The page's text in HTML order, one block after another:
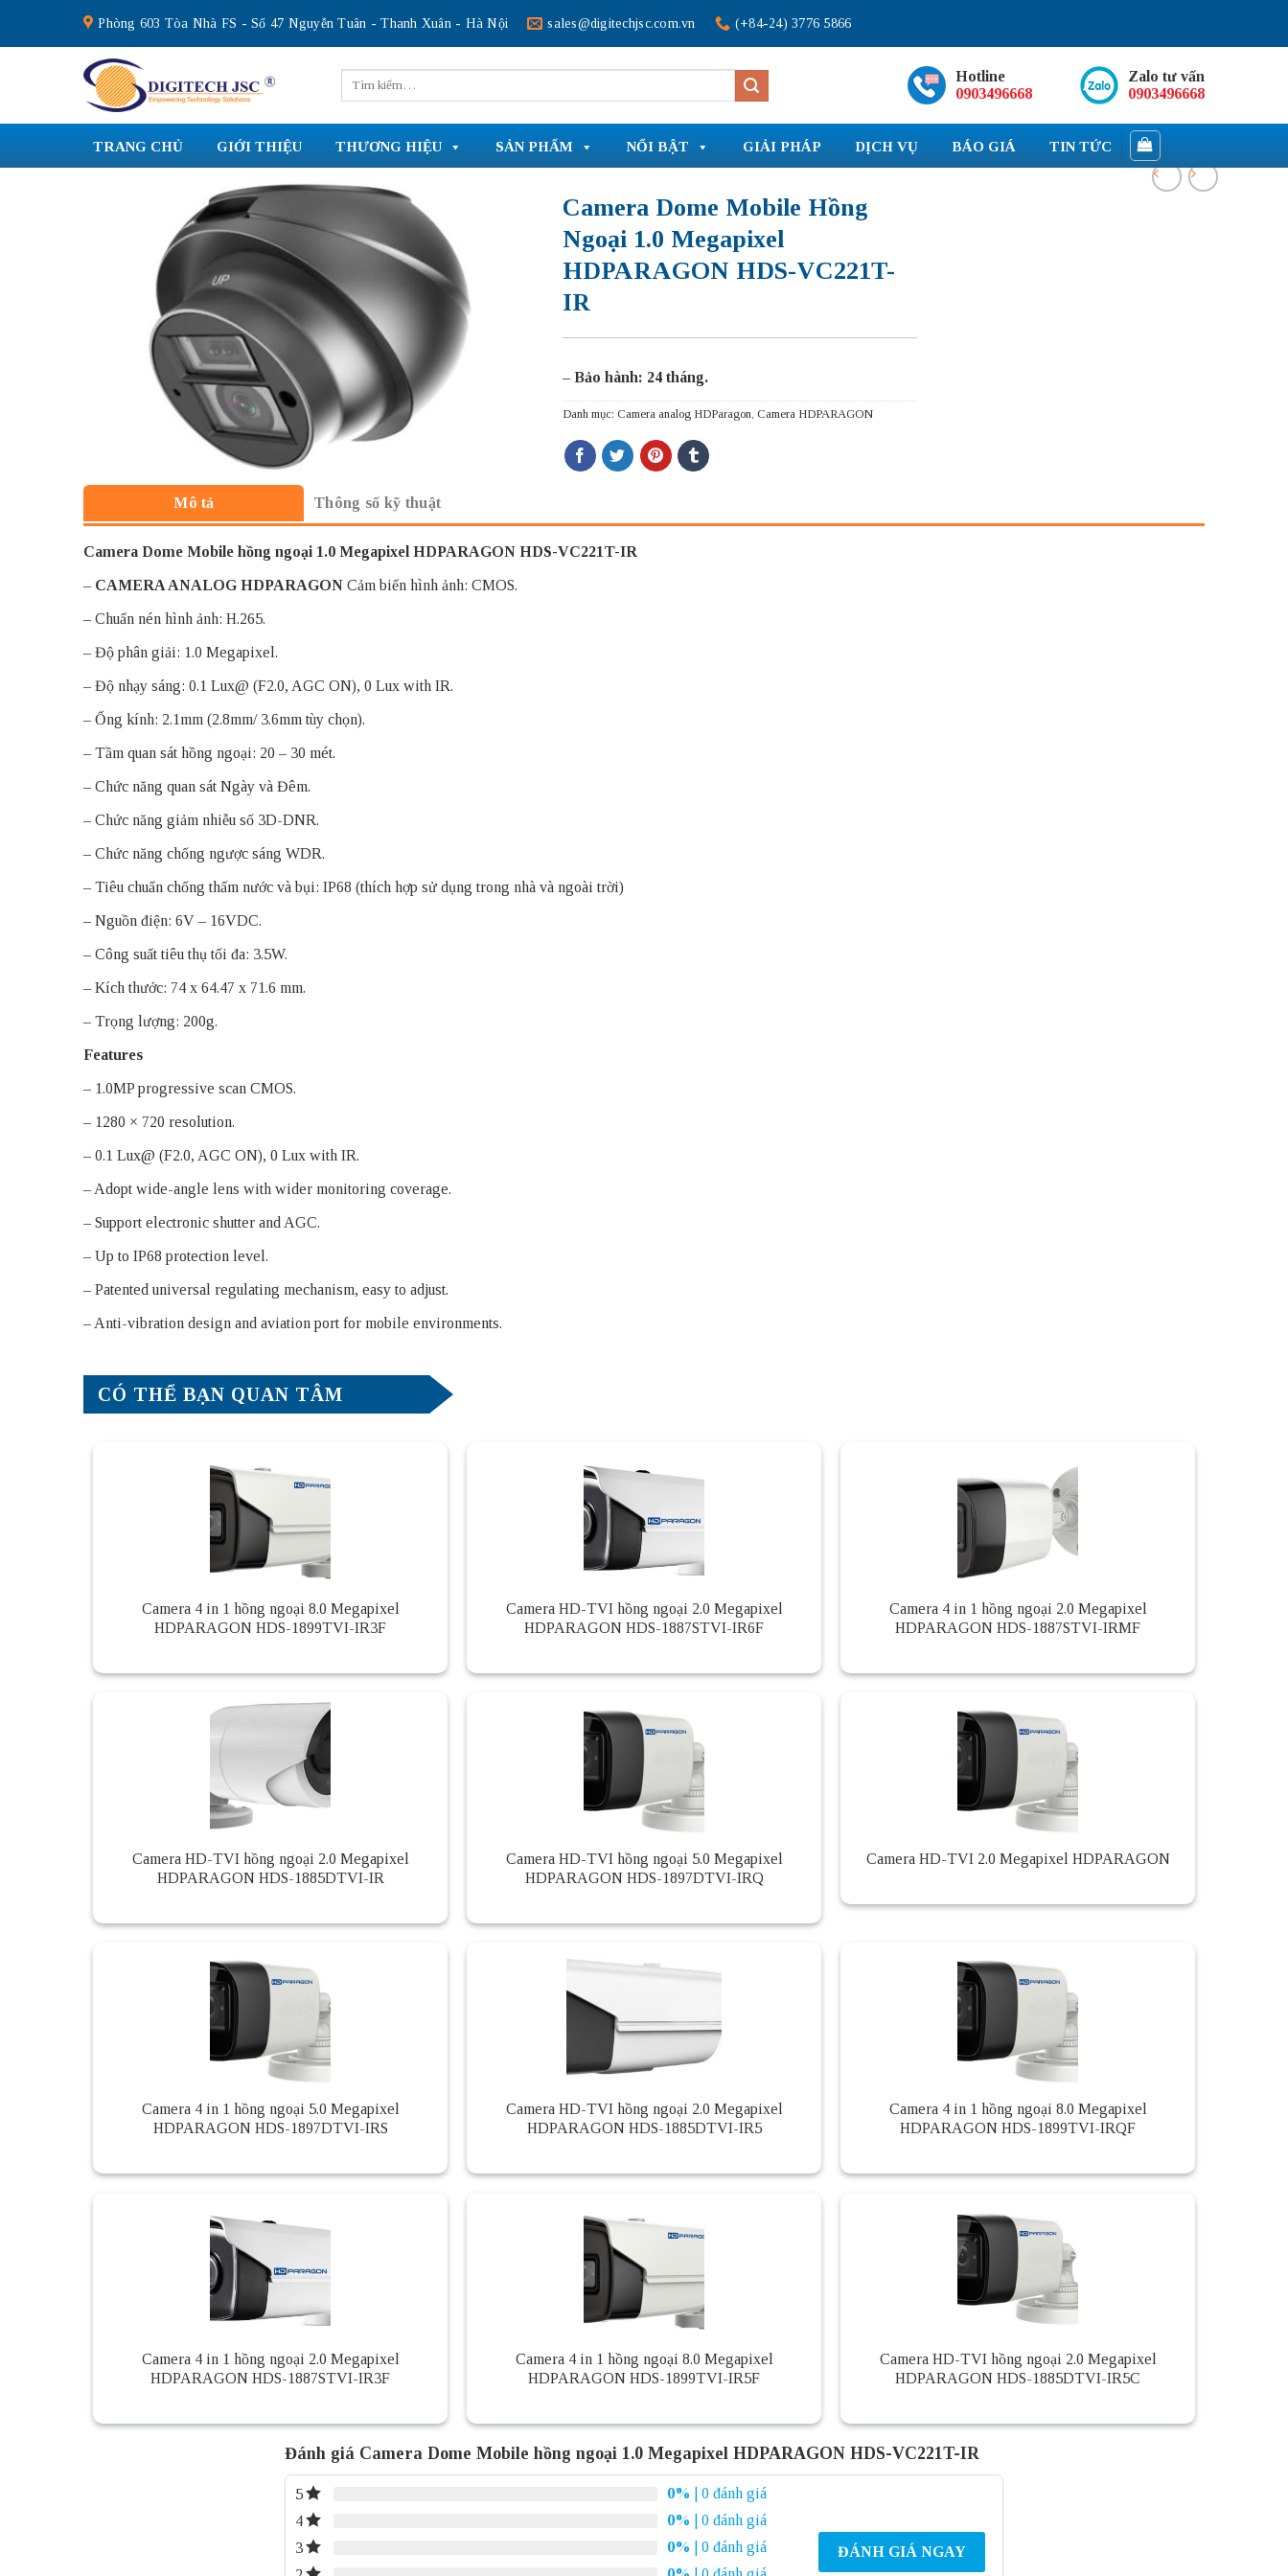
content
Phòng 603 Tòa Nhà FS - Số 47 Nguyễn Tuân - Thanh Xuân - Hà Nội sales@digitechjsc.com.vn (+84-24) 3776 5866
kiếm:
Hotline
0903496668
Zalo tư vấn
0903496668
TRANG CHỦ GIỚI THIỆU THƯƠNG HIỆU SẢN PHẨM NỔI BẬT GIẢI PHÁP DỊCH VỤ BÁO GIÁ TIN TỨC
Camera Dome Mobile Hồng
Ngoại 1.0 Megapixel
HDPARAGON HDS-VC221T-
IR
– Bảo hành: 24 tháng.
Danh mục: Camera analog HDParagon, Camera HDPARAGON
Mô tả Thông số kỹ thuật
Camera Dome Mobile hồng ngoại 1.0 Megapixel HDPARAGON HDS-VC221T-IR
– CAMERA ANALOG HDPARAGON Cảm biến hình ảnh: CMOS.
– Chuẩn nén hình ảnh: H.265.
– Độ phân giải: 1.0 Megapixel.
– Độ nhạy sáng: 0.1 Lux@ (F2.0, AGC ON), 0 Lux with IR.
– Ống kính: 2.1mm (2.8mm/ 3.6mm tùy chọn).
– Tầm quan sát hồng ngoại: 20 – 30 mét.
– Chức năng quan sát Ngày và Đêm.
– Chức năng giảm nhiễu số 3D-DNR.
– Chức năng chống ngược sáng WDR.
– Tiêu chuẩn chống thấm nước và bụi: IP68 (thích hợp sử dụng trong nhà và ngoài trời)
– Nguồn điện: 6V – 16VDC.
– Công suất tiêu thụ tối đa: 3.5W.
– Kích thước: 74 x 64.47 x 71.6 mm.
– Trọng lượng: 200g.
Features
– 1.0MP progressive scan CMOS.
– 1280 × 720 resolution.
– 0.1 Lux@ (F2.0, AGC ON), 0 Lux with IR.
– Adopt wide-angle lens with wider monitoring coverage.
– Support electronic shutter and AGC.
– Up to IP68 protection level.
– Patented universal regulating mechanism, easy to adjust.
– Anti-vibration design and aviation port for mobile environments.
CÓ THỂ BẠN QUAN TÂM
Camera 4 in 1 hồng ngoại 8.0 Megapixel
HDPARAGON HDS-1899TVI-IR3F
Camera HD-TVI hồng ngoại 2.0 Megapixel
HDPARAGON HDS-1887STVI-IR6F
Camera 4 in 1 hồng ngoại 2.0 Megapixel
HDPARAGON HDS-1887STVI-IRMF
Camera HD-TVI hồng ngoại 2.0 Megapixel
HDPARAGON HDS-1885DTVI-IR
Camera HD-TVI hồng ngoại 5.0 Megapixel
HDPARAGON HDS-1897DTVI-IRQ
Camera HD-TVI 2.0 Megapixel HDPARAGON
Camera 4 in 1 hồng ngoại 5.0 Megapixel
HDPARAGON HDS-1897DTVI-IRS
Camera HD-TVI hồng ngoại 2.0 Megapixel
HDPARAGON HDS-1885DTVI-IR5
Camera 4 in 1 hồng ngoại 8.0 Megapixel
HDPARAGON HDS-1899TVI-IRQF
Camera 4 in 1 hồng ngoại 2.0 Megapixel
HDPARAGON HDS-1887STVI-IR3F
Camera 4 in 1 hồng ngoại 8.0 Megapixel
HDPARAGON HDS-1899TVI-IR5F
Camera HD-TVI hồng ngoại 2.0 Megapixel
HDPARAGON HDS-1885DTVI-IR5C
Đánh giá Camera Dome Mobile hồng ngoại 1.0 Megapixel HDPARAGON HDS-VC221T-IR
5 0%
| 0 đánh giá
4
0%
| 0 đánh giá
3
0%
| 0 đánh giá
ĐÁNH GIÁ NGAY